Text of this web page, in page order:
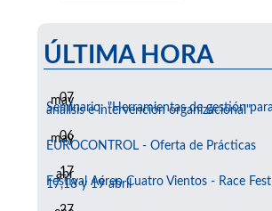
ÚLTIMA HORA
07
may
Seminario: "Herramientas de gestión
análisis e intervención organizacional"
06
may
EUROCONTROL - Oferta de Prácticas
17
abr
Festival Aéreo Cuatro Vientos - Race
17,18 y 19 abril